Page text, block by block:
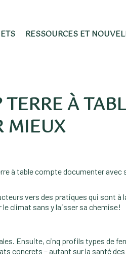
RESSOURCES ET
À
MIEUX
à table compte documenter avec
vers des pratiques qui sont à
climat sans y laisser sa chemise!
Ensuite, cinq profils types de
concrets – autant sur la santé